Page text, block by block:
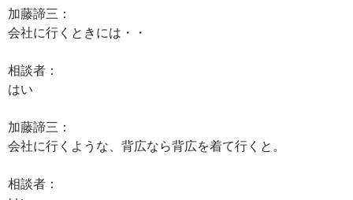
加藤諦三：
会社に行くときには・・
相談者：
はい
加藤諦三：
会社に行くような、背広なら背広を着て行くと。
相談者：